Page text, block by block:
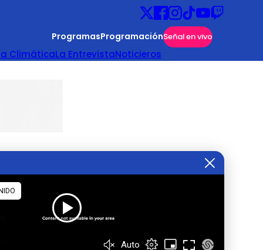
ProgramasProgramaciónSeñal en vivo
ClimáticaLa EntrevistaNoticieros